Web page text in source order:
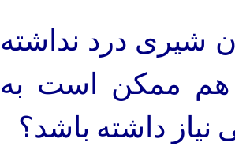
شیری درد نداشته
هم ممکن است به
داشته باشد؟